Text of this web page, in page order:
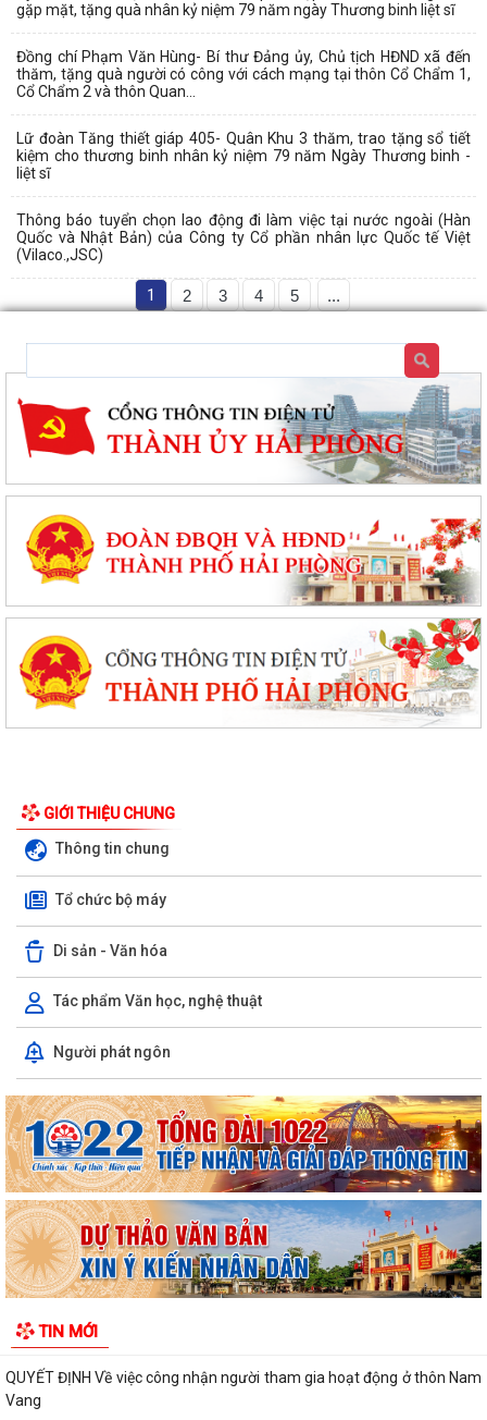
gặp mặt, tặng quà nhân kỷ niệm 79 năm ngày Thương binh liệt sĩ
Đồng chí Phạm Văn Hùng- Bí thư Đảng ủy, Chủ tịch HĐND xã đến
thăm, tặng quà người có công với cách mạng tại thôn Cổ Chẩm 1,
Cổ Chẩm 2 và thôn Quan...
Lữ đoàn Tăng thiết giáp 405- Quân Khu 3 thăm, trao tặng sổ tiết
kiệm cho thương binh nhân kỷ niệm 79 năm Ngày Thương binh -
liệt sĩ
Thông báo tuyển chọn lao động đi làm việc tại nước ngoài (Hàn
Quốc và Nhật Bản) của Công ty Cổ phần nhân lực Quốc tế Việt
(Vilaco.,JSC)
1 2 3 4 5 ...
GIỚI THIỆU CHUNG
Thông tin chung
Tổ chức bộ máy
Di sản - Văn hóa
Tác phẩm Văn học, nghệ thuật
Người phát ngôn
TIN MỚI
tượng 4 năm 2026.
KẾ HOẠCH Triển khai thực hiện chỉ tiêu phát triển người tham gia bảo
hiểm y tế năm 2026 và giai...
KẾ HOẠCH Chỉnh trang, bó gọn mạng cáp ngoại vi viễn thông trên địa
bàn xã Hà Bắc năm 2026
KẾ HOẠCH Tiếp tục thực hiện Quyết định số 1163/QĐ-TTg ngày
13/7/2021 của Thủ tướng Chính phủ về...
59/2019/NĐ-CP của Chính Phủ
QUYẾT ĐỊNH Về việc công nhận người tham gia hoạt động ở thôn Nam
Vang